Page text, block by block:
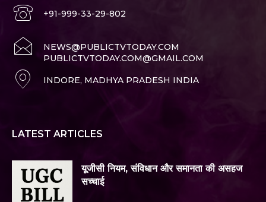
+91-999-33-29-802
NEWS@PUBLICTVTODAY.COM
PUBLICTVTODAY.COM@GMAIL.COM
INDORE, MADHYA PRADESH INDIA
LATEST ARTICLES
यूजीसी नियम, संविधान और समानता की असहज
सच्चाई